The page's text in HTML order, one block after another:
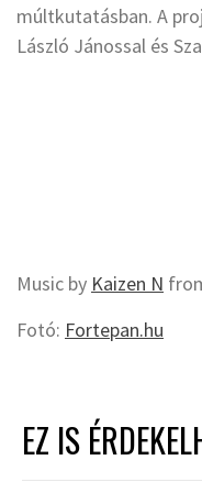
múltkutatásban. A
László Jánossal és
Music by Kaizen N
Fotó: Fortepan.hu
EZ IS